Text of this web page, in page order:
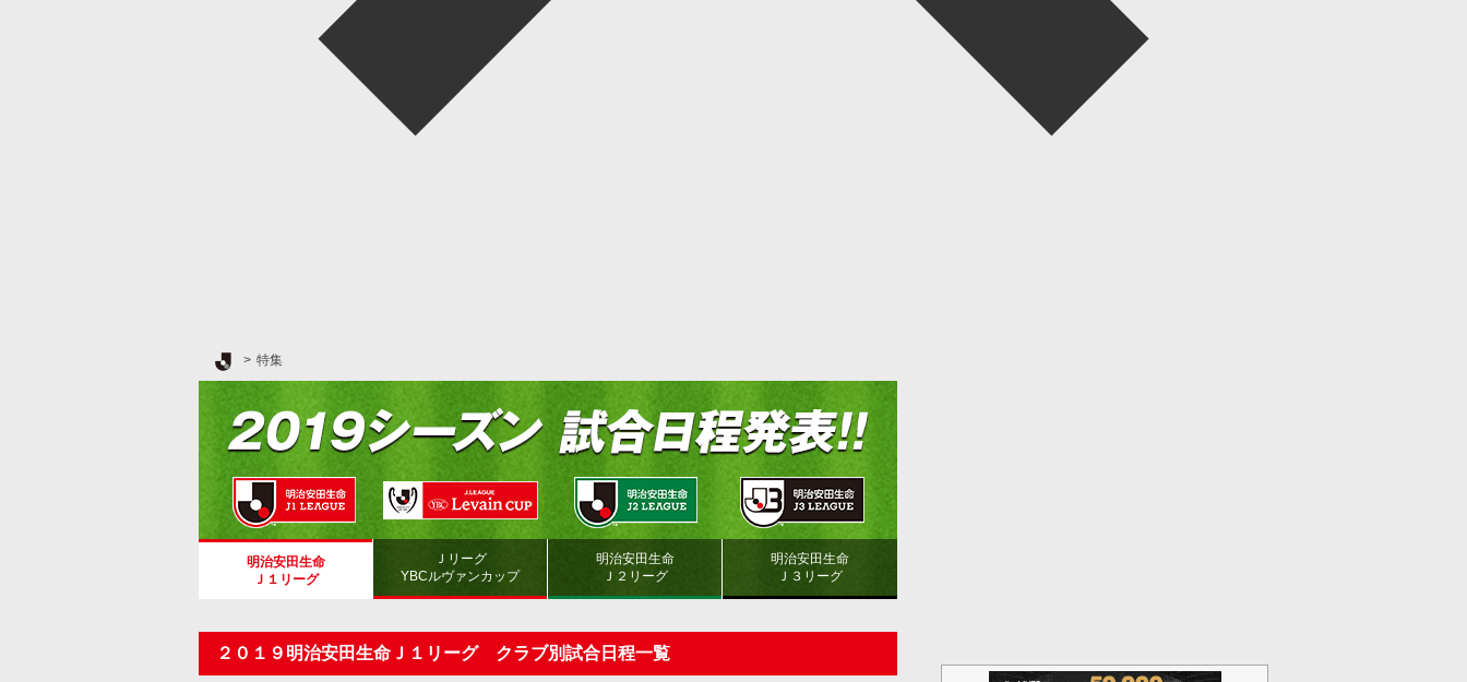
Ｊリーグ TOP
特集
明治安田生命
Ｊ１リーグ
Ｊリーグ
YBCルヴァンカップ
明治安田生命
Ｊ２リーグ
明治安田生命
Ｊ３リーグ
２０１９明治安田生命Ｊ１リーグ クラブ別試合日程一覧